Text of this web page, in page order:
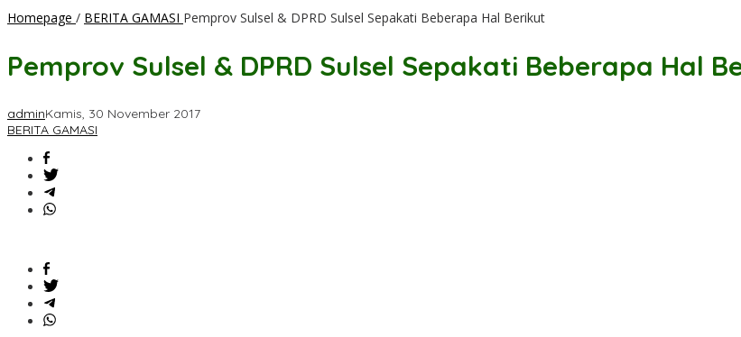
Homepage / BERITA GAMASI Pemprov Sulsel & DPRD Sulsel Sepakati Beberapa Hal Berikut
Pemprov Sulsel & DPRD Sulsel Sepakati Beberapa Hal
adminKamis, 30 November 2017
BERITA GAMASI